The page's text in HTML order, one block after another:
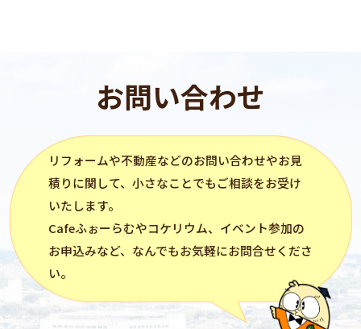
お問い合わせ
リフォームや不動産などのお問い合わせやお見
積りに関して、小さなことでもご相談をお受け
いたします。
Cafeふぉーらむやコケリウム、イベント参加の
お申込みなど、なんでもお気軽にお問合せくださ
い。